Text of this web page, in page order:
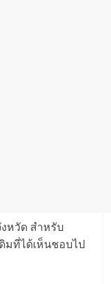
หวัด สำหรับ
มที่ได้เห็นชอบไป